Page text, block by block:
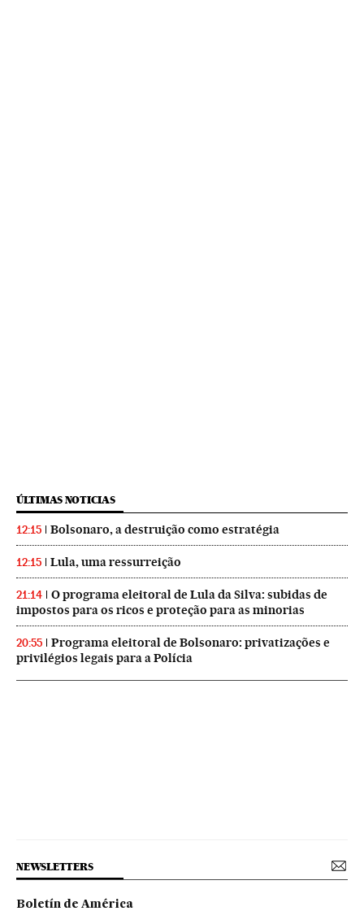
ÚLTIMAS NOTICIAS
12:15 Bolsonaro, a destruição como estratégia
12:15 Lula, uma ressurreição
21:14
O programa eleitoral de Lula da Silva: subidas de
impostos para os ricos e proteção para as minorias
20:55
Programa eleitoral de Bolsonaro: privatizações e
privilégios legais para a Polícia
NEWSLETTERS
Boletín de América